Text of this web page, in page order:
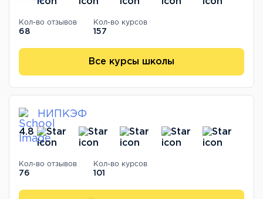
Кол-во отзывов
68
Кол-во курсов
157
Все курсы школы
НИПКЭФ
4.8
Кол-во отзывов
76
Кол-во курсов
101